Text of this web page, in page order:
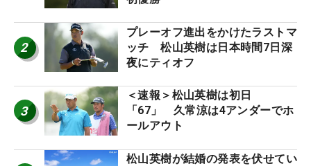
2
プレーオフ進出をかけたラストマ
ッチ 松山英樹は日本時間7日深
夜にティオフ
3
＜速報＞松山英樹は初日
「67」 久常涼は4アンダーでホ
ールアウト
松山英樹が結婚の発表を伏せてい